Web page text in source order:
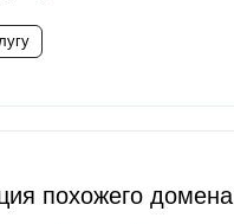
похожего домена